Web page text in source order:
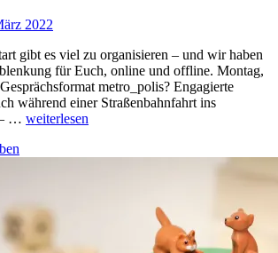
2022
gibt es viel zu organisieren – und wir haben
für Euch, online und offline. Montag,
metro_polis? Engagierte
während einer Straßenbahnfahrt ins
– … Unsere
weiterlesen